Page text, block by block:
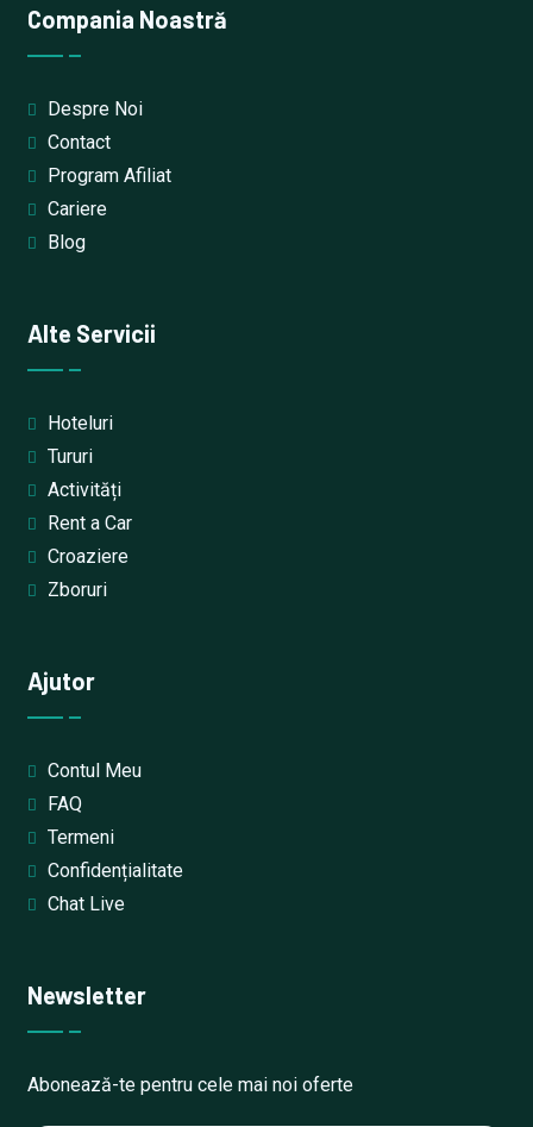
Compania Noastră
Despre Noi
Contact
Program Afiliat
Cariere
Blog
Alte Servicii
Hoteluri
Tururi
Activități
Rent a Car
Croaziere
Zboruri
Ajutor
Contul Meu
FAQ
Termeni
Confidențialitate
Chat Live
Newsletter
Abonează-te pentru cele mai noi oferte